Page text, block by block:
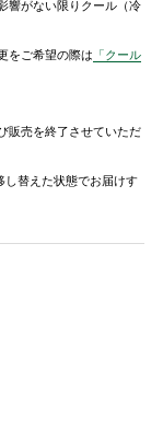
響がない限りクール（冷
をご希望の際は 「クール
販売を終了させていただ
し替えた状態でお届けす